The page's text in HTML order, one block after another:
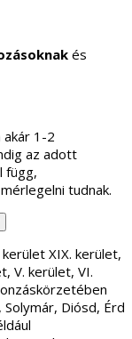
és
1-2
az adott
függ,
tudnak.
XIX. kerület,
V. kerület, VI.
Diósd, Érd